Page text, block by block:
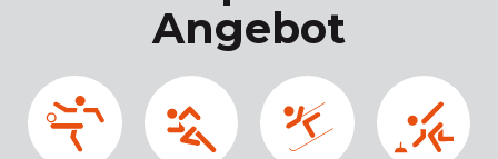
Angebot